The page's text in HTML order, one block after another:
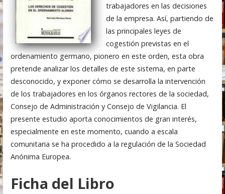
trabajadores en las decisiones
de la empresa. Así, partiendo de
las principales leyes de
cogestión previstas en el
ordenamiento germano, pionero en este orden, esta obra
pretende analizar los detalles de este sistema, en parte
desconocido, y exponer cómo se desarrolla la intervención
de los trabajadores en los órganos rectores de la sociedad,
Consejo de Administración y Consejo de Vigilancia. El
presente estudio aporta conocimientos de gran interés,
especialmente en este momento, cuando a escala
comunitaria se ha procedido a la regulación de la Sociedad
Anónima Europea.
Ficha del Libro